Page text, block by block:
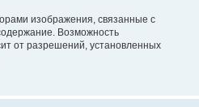
изображения, связанные с
Возможность
от разрешений, установленных